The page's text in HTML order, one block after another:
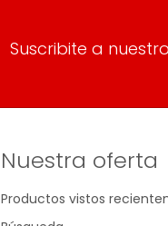
Suscribite a
Nuestra oferta
Productos vistos